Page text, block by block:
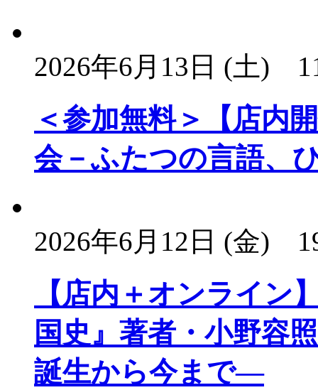
2026年6月13日 (土)
＜参加無料＞【店内
会－ふたつの言語、
2026年6月12日 (金)
【店内＋オンライ
国史』著者・小野容
誕生から今まで―